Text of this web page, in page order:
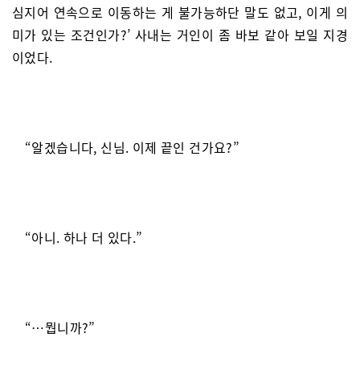
심지어 연속으로 이동하는 게 불가능하단 말도 없고, 이게 의
미가 있는 조건인가?’ 사내는 거인이 좀 바보 같아 보일 지경
이었다.
“알겠습니다, 신님. 이제 끝인 건가요?”
“아니. 하나 더 있다.”
“…뭡니까?”